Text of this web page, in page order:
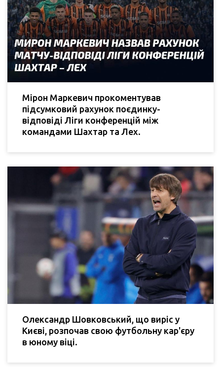
Мірон Маркевич прокоментував
підсумковий рахунок поєдинку-
відповіді Ліги конференцій між
командами Шахтар та Лех.
Олександр Шовковський, що виріс у
Києві, розпочав свою футбольну кар'єру
в юному віці.